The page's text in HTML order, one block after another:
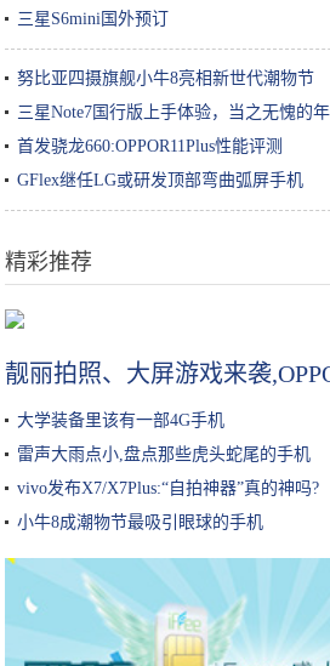
三星S6mini国外预订
努比亚四摄旗舰小牛8亮相新世代潮物节
三星Note7国行版上手体验，当之无愧的
首发骁龙660:OPPOR11Plus性能评测
GFlex继任LG或研发顶部弯曲弧屏手机
精彩推荐
靓丽拍照、大屏游戏来袭
大学装备里该有一部4G手机
雷声大雨点小,盘点那些虎头蛇尾的手机
vivo发布X7/X7Plus:“自拍神器”真的神吗?
小牛8成潮物节最吸引眼球的手机